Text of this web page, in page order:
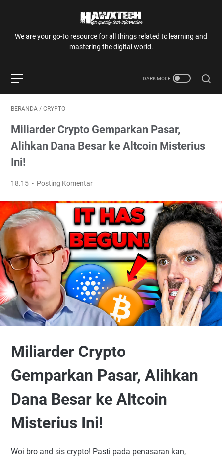
We are your go-to resource for all things related to learning and
mastering the digital world.
BERANDA / CRYPTO
Miliarder Crypto Gemparkan Pasar,
Alihkan Dana Besar ke Altcoin Misterius
Ini!
18.15 Posting Komentar
Miliarder Crypto
Gemparkan Pasar, Alihkan
Dana Besar ke Altcoin
Misterius Ini!
Woi bro and sis crypto! Pasti pada penasaran kan,